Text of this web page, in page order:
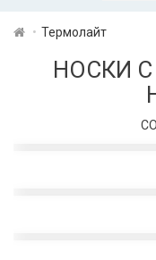
Термолайт
НОСКИ